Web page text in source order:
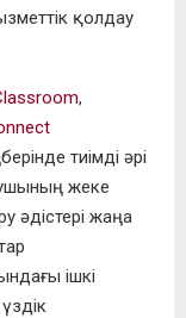
қолдау
,
тиімді әрі
жеке
әдістері жаңа
ішкі